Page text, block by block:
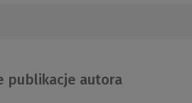
publikacje autora